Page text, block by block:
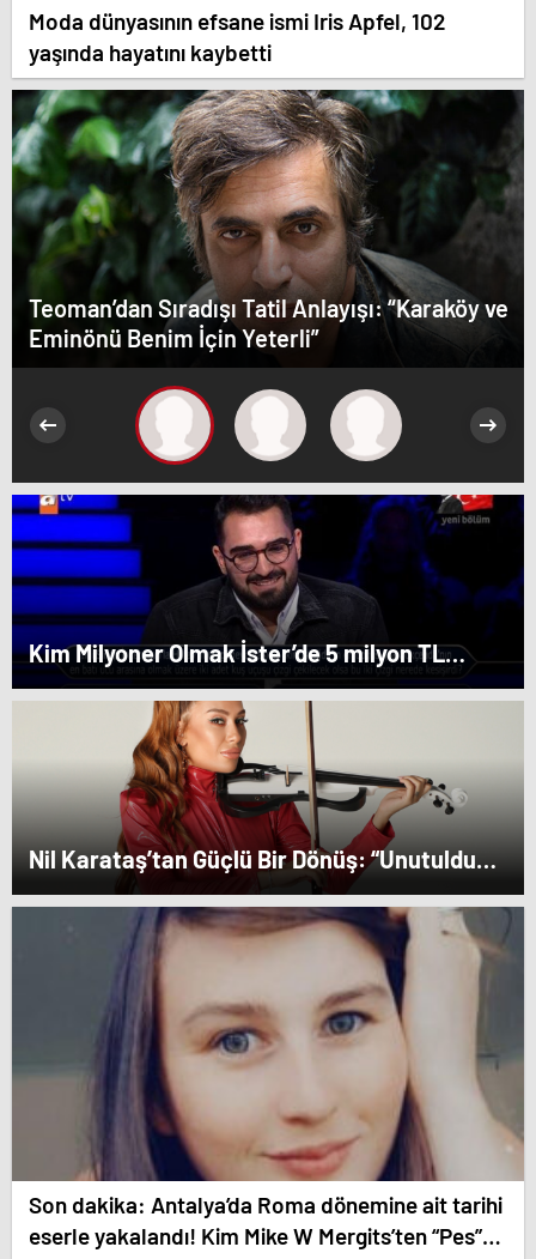
Moda dünyasının efsane ismi Iris Apfel, 102
yaşında hayatını kaybetti
Teoman’dan Sıradışı Tatil Anlayışı: “Karaköy ve
Eminönü Benim İçin Yeterli”
Kim Milyoner Olmak İster’de 5 milyon TL
değerindeki soru açıldı!
Nil Karataş’tan Güçlü Bir Dönüş: “Unutuldun”
Yayında!
Son dakika: Antalya’da Roma dönemine ait tarihi
eserle yakalandı! Kim Mike W Mergits’ten “Pes”